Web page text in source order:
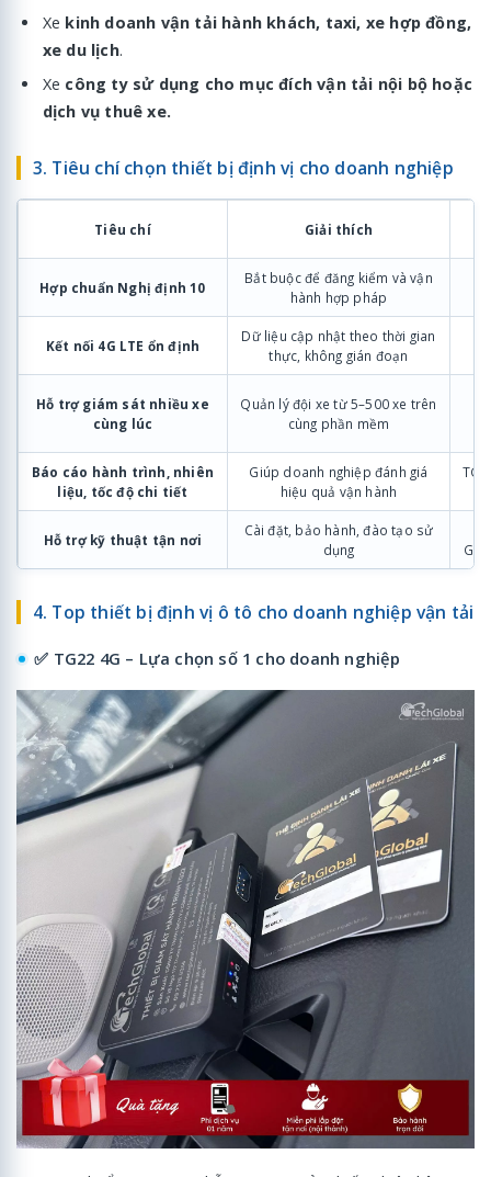
Xe kinh doanh vận tải hành khách, taxi, xe hợp đồng,
xe du lịch.
Xe công ty sử dụng cho mục đích vận tải nội bộ hoặc
dịch vụ thuê xe.
3. Tiêu chí chọn thiết bị định vị cho doanh nghiệp
Tiêu chí Giải thích
Hợp chuẩn Nghị định 10
Bắt buộc để đăng kiểm và vận
hành hợp pháp
Kết nối 4G LTE ổn định
Dữ liệu cập nhật theo thời gian
thực, không gián đoạn
Hỗ trợ giám sát nhiều xe
cùng lúc
Quản lý đội xe từ 5–500 xe trên
cùng phần mềm
Báo cáo hành trình, nhiên
liệu, tốc độ chi tiết
Giúp doanh nghiệp đánh giá
hiệu quả vận hành
Hỗ trợ kỹ thuật tận nơi
Cài đặt, bảo hành, đào tạo sử
dụng
4. Top thiết bị định vị ô tô cho doanh nghiệp vận tải
✅ TG22 4G – Lựa chọn số 1 cho doanh nghiệp